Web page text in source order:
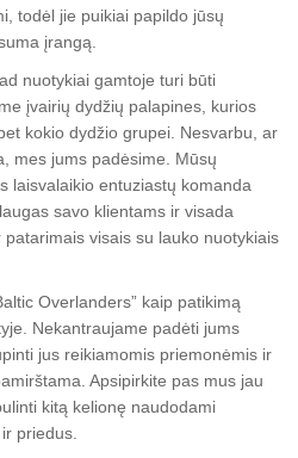
todėl jie puikiai papildo jūsų
įrangą.
nuotykiai gamtoje turi būti
įvairių dydžių palapines, kurios
kokio dydžio grupei. Nesvarbu, ar
mes jums padėsime. Mūsų
laisvalaikio entuziastų komanda
savo klientams ir visada
visais su lauko nuotykiais
Overlanders” kaip patikimą
Nekantraujame padėti jums
jus reikiamomis priemonėmis ir
Apsipirkite pas mus jau
kitą kelionę naudodami
priedus.